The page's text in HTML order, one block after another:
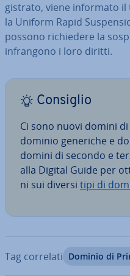
gi­stra­to, viene informato
la Uniform Rapid
possono ri­chie­de­re la
in­fran­go­no i loro diritti.
Consiglio
Ci sono nuovi domini
dominio generiche e
domini di secondo e
alla Digital Guide per
ni sui diversi tipi di
Tag correlati Dominio di